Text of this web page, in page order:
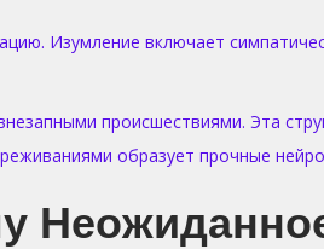
Изумление включает
происшествиями. Эта
образует прочные